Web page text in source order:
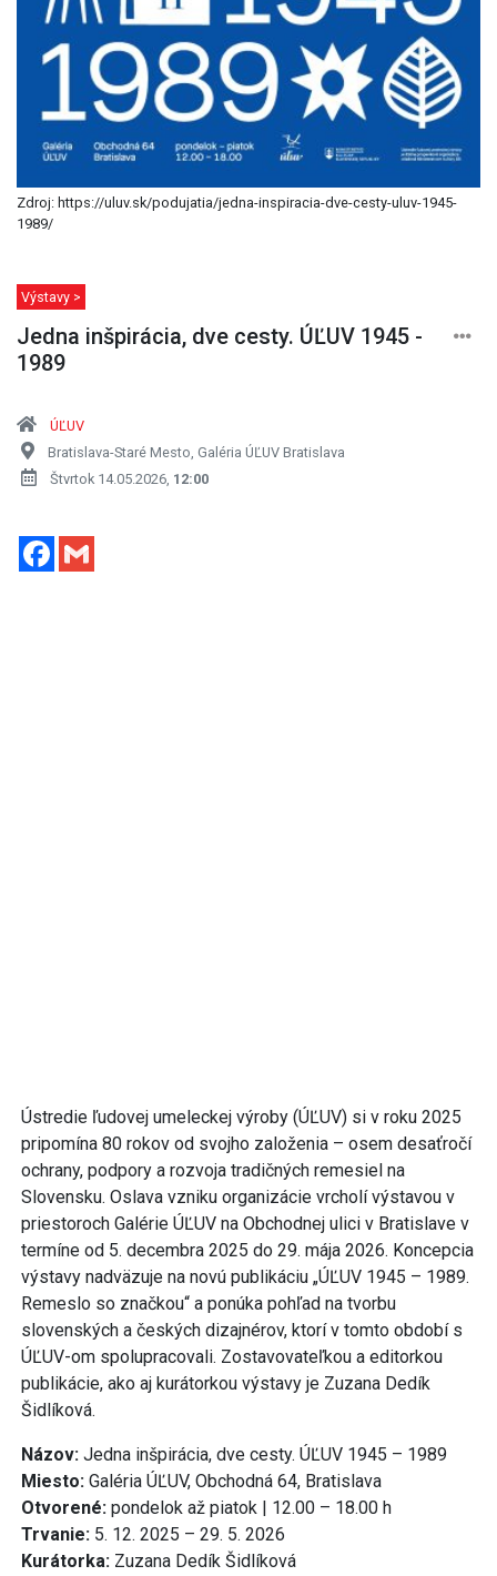
Zdroj: https://uluv.sk/podujatia/jedna-inspiracia-dve-cesty-uluv-1945-
1989/
Výstavy >
Jedna inšpirácia, dve cesty. ÚĽUV 1945 -
1989
ÚĽUV
Bratislava-Staré Mesto, Galéria ÚĽUV Bratislava
Štvrtok 14.05.2026, 12:00
Facebook
Ústredie ľudovej umeleckej výroby (ÚĽUV) si v roku 2025
pripomína 80 rokov od svojho založenia – osem desaťročí
ochrany, podpory a rozvoja tradičných remesiel na
Slovensku. Oslava vzniku organizácie vrcholí výstavou v
priestoroch Galérie ÚĽUV na Obchodnej ulici v Bratislave v
termíne od 5. decembra 2025 do 29. mája 2026. Koncepcia
výstavy nadväzuje na novú publikáciu „ÚĽUV 1945 – 1989.
Remeslo so značkou“ a ponúka pohľad na tvorbu
slovenských a českých dizajnérov, ktorí v tomto období s
ÚĽUV-om spolupracovali. Zostavovateľkou a editorkou
publikácie, ako aj kurátorkou výstavy je Zuzana Dedík
Šidlíková.
Názov: Jedna inšpirácia, dve cesty. ÚĽUV 1945 – 1989
Miesto: Galéria ÚĽUV, Obchodná 64, Bratislava
Otvorené: pondelok až piatok | 12.00 – 18.00 h
Trvanie: 5. 12. 2025 – 29. 5. 2026
Kurátorka: Zuzana Dedík Šidlíková